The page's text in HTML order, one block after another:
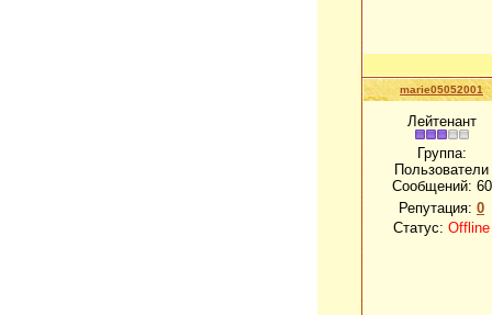
marie05052001
Лейтенант
Группа:
Пользователи
Сообщений: 60
Репутация: 0
Статус: Offline